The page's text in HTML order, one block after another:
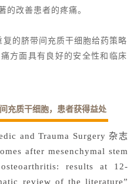
的改善患者的疼痛。
的脐带间充质干细胞给药策略
方面具有良好的安全性和临床
充质干细胞，患者获得益处
and Trauma Surgery 杂志
after mesenchymal stem
results at 12-
review of the literature”